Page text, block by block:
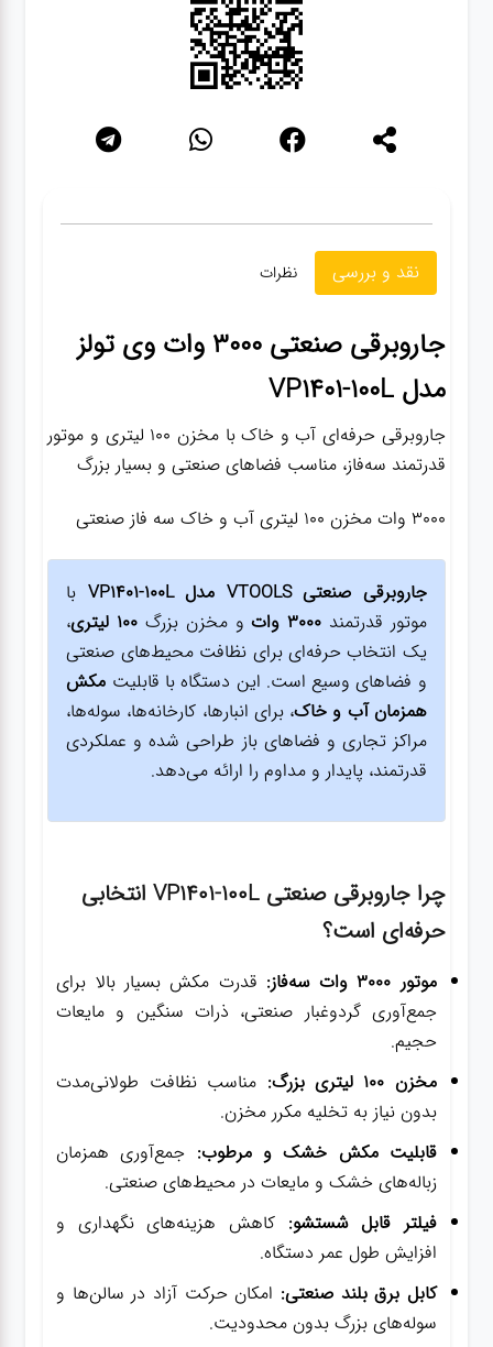
نقد و بررسی نظرات
جاروبرقی صنعتی 3000 وات وی تولز
مدل VP1401-100L
جاروبرقی حرفه‌ای آب و خاک با مخزن 100 لیتری و موتور
قدرتمند سه‌فاز، مناسب فضاهای صنعتی و بسیار بزرگ
3000 وات مخزن 100 لیتری آب و خاک سه فاز صنعتی
جاروبرقی صنعتی VTOOLS مدل VP1401-100L
با
موتور قدرتمند 3000 وات و مخزن بزرگ 100 لیتری
،
یک انتخاب حرفه‌ای برای نظافت محیط‌های صنعتی
و فضاهای وسیع است. این دستگاه با قابلیت مکش
همزمان آب و خاک، برای انبارها، کارخانه‌ها، سوله‌ها،
مراکز تجاری و فضاهای باز طراحی شده و عملکردی
قدرتمند، پایدار و مداوم را ارائه می‌دهد.
چرا جاروبرقی صنعتی VP1401-100L انتخابی
حرفه‌ای است؟
موتور 3000 وات سه‌فاز:
قدرت مکش بسیار بالا برای
جمع‌آوری گردوغبار صنعتی، ذرات سنگین و مایعات
حجیم.
مخزن 100 لیتری بزرگ:
مناسب نظافت طولانی‌مدت
بدون نیاز به تخلیه مکرر مخزن.
قابلیت مکش خشک و مرطوب: جمع‌آوری همزمان
زباله‌های خشک و مایعات در محیط‌های صنعتی.
فیلتر قابل شستشو: کاهش هزینه‌های نگهداری و
افزایش طول عمر دستگاه.
کابل برق بلند صنعتی: امکان حرکت آزاد در سالن‌ها و
سوله‌های بزرگ بدون محدودیت.